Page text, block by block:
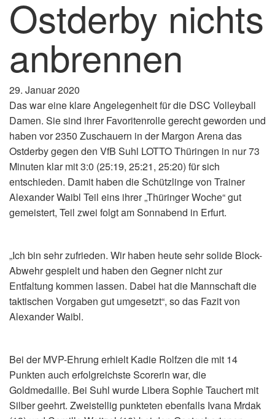
Ostderby nichts
anbrennen
29. Januar 2020
Das war eine klare Angelegenheit für die DSC Volleyball
Damen. Sie sind ihrer Favoritenrolle gerecht geworden und
haben vor 2350 Zuschauern in der Margon Arena das
Ostderby gegen den VfB Suhl LOTTO Thüringen in nur 73
Minuten klar mit 3:0 (25:19, 25:21, 25:20) für sich
entschieden. Damit haben die Schützlinge von Trainer
Alexander Waibl Teil eins ihrer „Thüringer Woche“ gut
gemeistert, Teil zwei folgt am Sonnabend in Erfurt.
„Ich bin sehr zufrieden. Wir haben heute sehr solide Block-
Abwehr gespielt und haben den Gegner nicht zur
Entfaltung kommen lassen. Dabei hat die Mannschaft die
taktischen Vorgaben gut umgesetzt“, so das Fazit von
Alexander Waibl.
Bei der MVP-Ehrung erhielt Kadie Rolfzen die mit 14
Punkten auch erfolgreichste Scorerin war, die
Goldmedaille. Bei Suhl wurde Libera Sophie Tauchert mit
Silber geehrt. Zweistellig punkteten ebenfalls Ivana Mrdak